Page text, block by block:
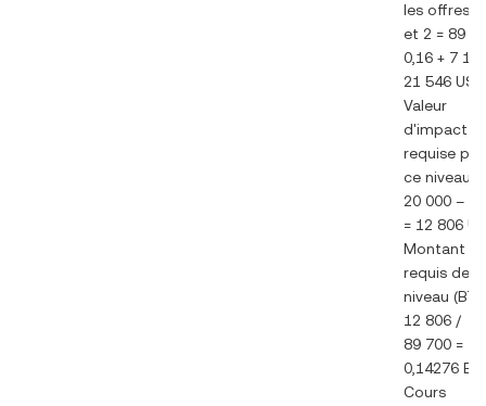
les offres 1
et 2 = 89
0,16 + 7
21 546
Valeur
d'impact
requise
ce niveau =
20 000 – 7
= 12 806
Montant
requis de
niveau
12 806 /
89 700 =
0,14276
Cours